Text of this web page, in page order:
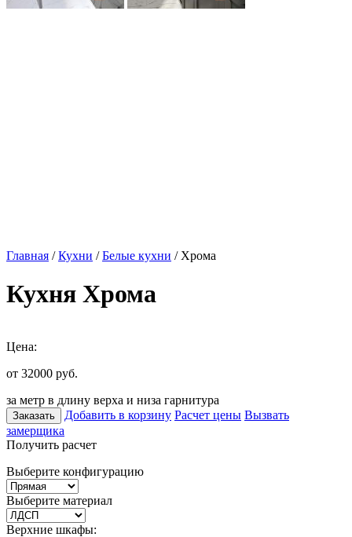
Главная /Кухни /Белые кухни / Хрома
Кухня Хрома
Цена:
от 32000 руб.
за метр в длину верха и низа гарнитура
Заказать Добавить в корзину Расчет цены Вызвать
замерщика
Получить расчет
Выберите конфигурацию
Выберите материал
Верхние шкафы: